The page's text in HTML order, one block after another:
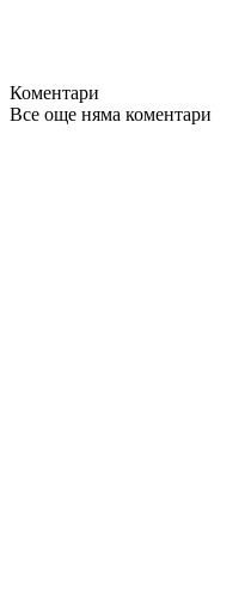
Коментари
Все още няма коментари